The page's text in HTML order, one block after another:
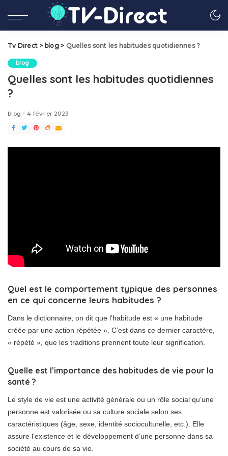
Tv Direct > blog> Quelles sont les habitudes quotidiennes ?
blog
Quelles sont les habitudes quotidiennes
?
blog 4 février 2023
Quel est le comportement typique des personnes
en ce qui concerne leurs habitudes ?
Dans le dictionnaire, on dit que l’habitude est « une habitude
créée par une action répétée ». C’est dans ce dernier caractère,
« répété », que les traditions prennent toute leur signification.
Quelle est l’importance des habitudes de vie pour la
santé ?
Le style de vie est une activité générale ou un rôle social qu’une
personne est valorisée ou sa culture sociale selon ses
caractéristiques (âge, sexe, identité socioculturelle, etc.). Elle
assure l’existence et le développement d’une personne dans sa
société au cours de sa vie.